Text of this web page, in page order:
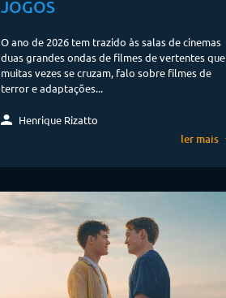
JOGOS
O ano de 2026 tem trazido às salas de cinemas
duas grandes ondas de filmes de vertentes que
muitas vezes se cruzam, falo sobre filmes de
terror e adaptações...
Henrique Rizatto
ler mais